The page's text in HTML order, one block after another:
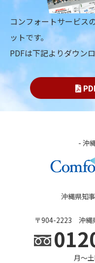
コンフォートサービス
ットです。
PDFは下記よりダウン
- 沖
沖縄県知
〒904-2223 沖縄
月〜